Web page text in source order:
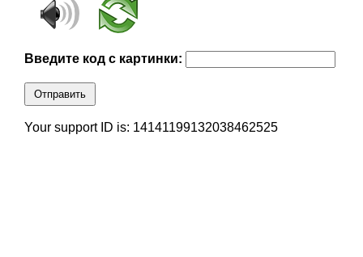
Введите код с картинки:
Отправить
Your support ID is: 14141199132038462525